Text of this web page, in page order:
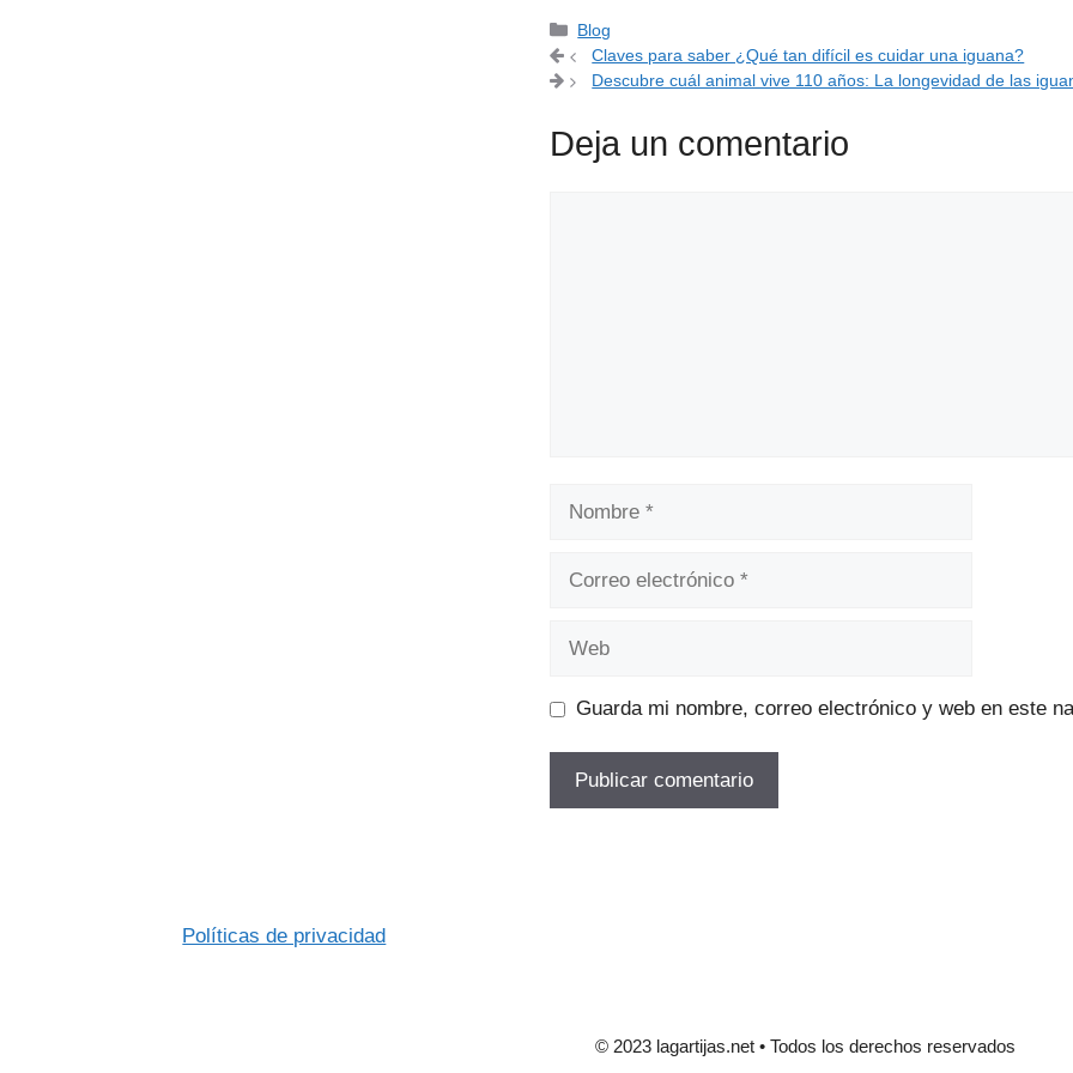
Categorías
Blog
Claves para saber ¿Qué tan difícil es cuidar una iguana?
Descubre cuál animal vive 110 años: La longevidad de las
Deja un comentario
Nombre
Correo
Web
Guarda mi nombre, correo electrónico y web en este
Políticas de privacidad
© 2023 lagartijas.net • Todos los derechos reservados